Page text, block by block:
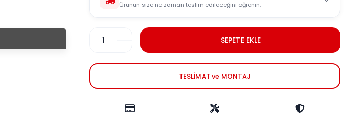
Ürünün size ne zaman teslim edileceğini öğrenin.
SEPETE EKLE
TESLİMAT ve MONTAJ